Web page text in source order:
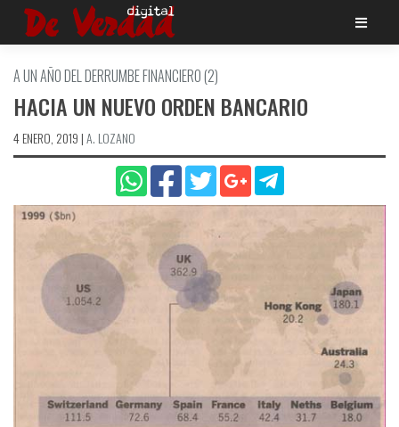
Saltar
A UN AÑO DEL DERRUMBE FINANCIERO (2)
HACIA UN NUEVO ORDEN BANCARIO
4 ENERO, 2019 |A. LOZANO